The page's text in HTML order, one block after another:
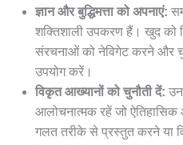
ज्ञान और बुद्धिमत्ता को अपनाएं:
शक्तिशाली उपकरण हैं। खुद को
संरचनाओं को नेविगेट करने और
उपयोग करें।
विकृत आख्यानों को चुनौती दें:
आलोचनात्मक रहें जो
गलत तरीके से प्रस्तुत करने या